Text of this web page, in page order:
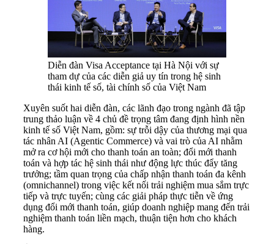
Diễn đàn Visa Acceptance tại Hà Nội với sự
tham dự của các diễn giả uy tín trong hệ sinh
thái kinh tế số, tài chính số của Việt Nam
Xuyên suốt hai diễn đàn, các lãnh đạo trong ngành đã tập
trung thảo luận về 4 chủ đề trọng tâm đang định hình nền
kinh tế số Việt Nam, gồm: sự trỗi dậy của thương mại qua
tác nhân AI (Agentic Commerce) và vai trò của AI nhằm
mở ra cơ hội mới cho thanh toán an toàn; đổi mới thanh
toán và hợp tác hệ sinh thái như động lực thúc đẩy tăng
trưởng; tầm quan trọng của chấp nhận thanh toán đa kênh
(omnichannel) trong việc kết nối trải nghiệm mua sắm trực
tiếp và trực tuyến; cùng các giải pháp thực tiễn về ứng
dụng đổi mới thanh toán, giúp doanh nghiệp mang đến trải
nghiệm thanh toán liền mạch, thuận tiện hơn cho khách
hàng.